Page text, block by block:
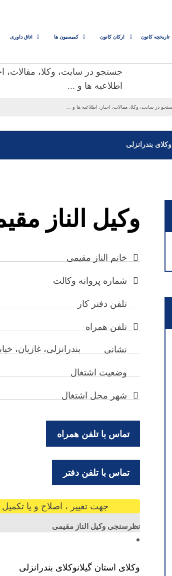
تاریخچه کانون ارکان کانون کمیسیون ها اتاق داوری
جستجو در سایت، وکلا، مقالات،
اطلاعیه ها و ...
وکلای بندرانزلی
وکیل الناز
خانم الناز مقیمی
شماره پروانه وکالت
تلفن دفتر کار
تلفن همراه
نشانی بندرانزلی، غازیان،
وضعیت اشتغال
شهر محل اشتغال
تماس با تلفن همراه
تماس با تلفن دفتر
جهت تغییر ، اصلاح و یا
نظرسنجی وکیل الناز مقیمی
وکلای استان گیلانوکلای بندرانزلی